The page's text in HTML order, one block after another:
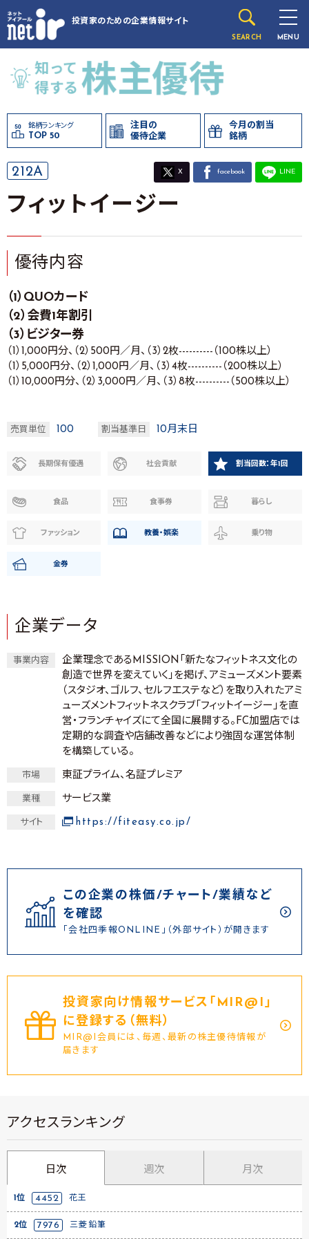
投資家のための企業情報サイト
SEARCH MENU
銘柄ランキング
TOP 50
注目の
優待企業
今月の割当
銘柄
212A X facebook LINE
フィットイージー
優待内容
（1）QUOカード
（2）会費1年割引
（3）ビジター券
（1）1,000円分、（2）500円／月、（3）2枚----------（100株以上）
（1）5,000円分、（2）1,000円／月、（3）4枚----------（200株以上）
（1）10,000円分、（2）3,000円／月、（3）8枚----------（500株以上）
売買単位 100 割当基準日 10月末日
長期保有優遇 社会貢献 割当回数：年1回
食品 食事券 暮らし
ファッション 教養・娯楽 乗り物
金券
企業データ
事業内容
企業理念であるMISSION「新たなフィットネス文化の
創造で世界を変えていく」を掲げ、アミューズメント要素
（スタジオ、ゴルフ、セルフエステなど）を取り入れたアミ
ューズメントフィットネスクラブ「フィットイージー」を直
営・フランチャイズにて全国に展開する。FC加盟店では
定期的な調査や店舗改善などにより強固な運営体制
を構築している。
市場 東証プライム、名証プレミア
業種 サービス業
サイト https://fiteasy.co.jp/
この企業の株価/チャート/業績など
を確認
「会社四季報ONLINE」（外部サイト）が開きます
投資家向け情報サービス｢MIR@I｣
に登録する（無料）
MIR@I会員には、毎週、最新の株主優待情報が
届きます
アクセスランキング
日次 週次 月次
1位 4452 花王
2位 7976 三菱鉛筆